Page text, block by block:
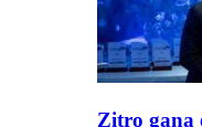
Zitro gana